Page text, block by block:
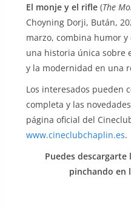
El monje y el rifle(The
Choyning Dorji, Bután,
marzo, combina humor
una historia única sobre
y la modernidad en una
Los interesados pueden
completa y las
página oficial del
www.cineclubchaplin.es.
Puedes
pinchando en